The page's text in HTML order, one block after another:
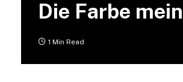
Die Farbe
1 Min Read